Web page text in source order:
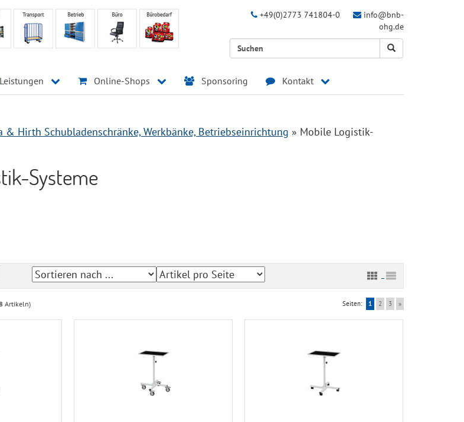
+49(0)2773 741804-0
info@bnb-
ohg.de
Leistungen Online-Shops Sponsoring Kontakt
& Hirth Schubladenschränke, Werkbänke, Betriebseinrichtung » Mobile Logistik-
Systeme
Artikeln) Seiten: 1 2 3 »